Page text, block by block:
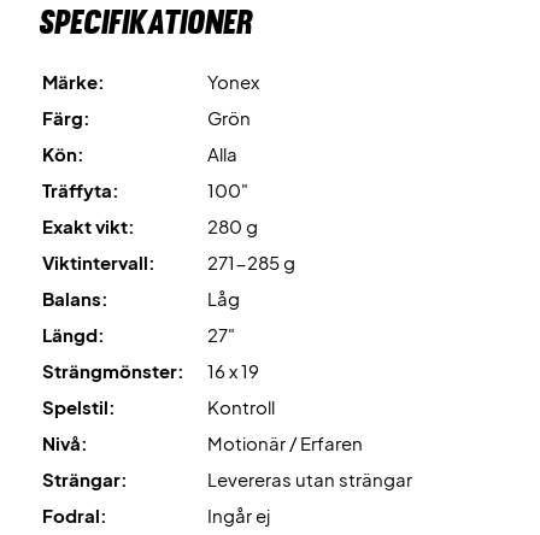
Specifikationer
Märke:
Yonex
Färg:
Grön
Kön:
Alla
Träffyta:
100"
Exakt vikt:
280 g
Viktintervall:
271-285 g
Balans:
Låg
Längd:
27"
Strängmönster:
16 x 19
Spelstil:
Kontroll
Nivå:
Motionär / Erfaren
Strängar:
Levereras utan strängar
Fodral:
Ingår ej